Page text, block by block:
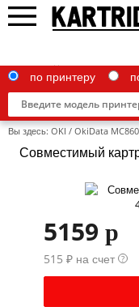
Canon
Epson
по принтеру
Вы здесь: OKI / OkiData MC860
Совместимый
5159 p
515 ₽ на счет ?